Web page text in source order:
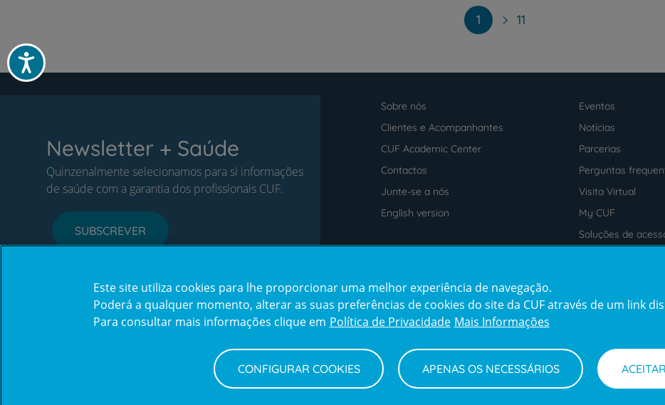
Acessibilidade
1 11
Newsletter + Saúde
Quinzenalmente selecionamos para si informações
de saúde com a garantia dos profissionais CUF.
SUBSCREVER
footer
Sobre nós
Eventos
Clientes e Acompanhantes
Notícias
CUF Academic Center
Parcerias
Contactos
Perguntas
Junte-se a nós
Visita Virtual
English version
My CUF
Intermediação de Crédito
Soluções de
saúde
Prémios
award4
Certificações
Configurar Cookies Termos e Condições Declaração de Acessibilidade Canal de
Este site utiliza cookies para lhe proporcionar uma melhor experiência de navegação.
Poderá a qualquer momento, alterar as suas preferências de cookies do site da CUF através de um link
Para consultar mais informações clique em Política de Privacidade Mais Informações
CONFIGURAR COOKIES APENAS OS NECESSÁRIOS